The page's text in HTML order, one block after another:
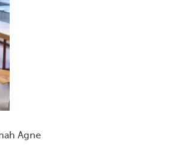
Die 5e während